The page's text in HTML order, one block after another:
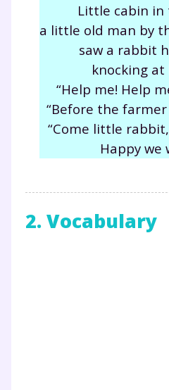
Little cabin in
a little old man by
saw a rabbit
knocking at
“Help me! Help
“Before the
“Come little rabbit
Happy we
2. Vocabulary